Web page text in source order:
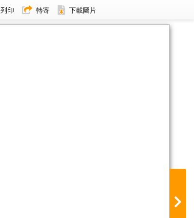
列印 轉寄 下載圖片